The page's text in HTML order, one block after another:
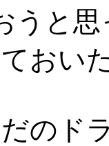
うと思
おい
のド